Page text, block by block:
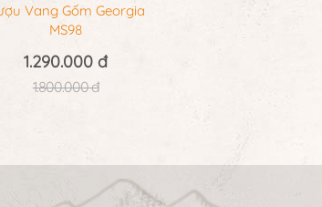
Vang Gốm Georgia
MS98
1.290.000 đ
1.800.000 đ
Rượu Vang Gốm Georgia